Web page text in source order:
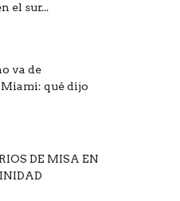
el sur...
va de
qué dijo
DE MISA EN